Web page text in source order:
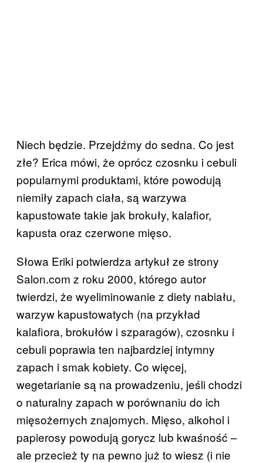
Niech będzie. Przejdźmy do sedna. Co jest
złe? Erica mówi, że oprócz czosnku i cebuli
popularnymi produktami, które powodują
niemiły zapach ciała, są warzywa
kapustowate takie jak brokuły, kalafior,
kapusta oraz czerwone mięso.
Słowa Eriki potwierdza artykuł ze strony
Salon.com z roku 2000, którego autor
twierdzi, że wyeliminowanie z diety nabiału,
warzyw kapustowatych (na przykład
kalafiora, brokułów i szparagów), czosnku i
cebuli poprawia ten najbardziej intymny
zapach i smak kobiety. Co więcej,
wegetarianie są na prowadzeniu, jeśli chodzi
o naturalny zapach w porównaniu do ich
mięsożernych znajomych. Mięso, alkohol i
papierosy powodują gorycz lub kwaśność –
ale przecież ty na pewno już to wiesz (i nie